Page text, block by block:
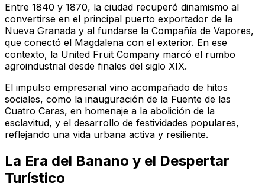
Entre 1840 y 1870, la ciudad recuperó dinamismo al
convertirse en el principal puerto exportador de la
Nueva Granada y al fundarse la Compañía de Vapores,
que conectó el Magdalena con el exterior. En ese
contexto, la United Fruit Company marcó el rumbo
agroindustrial desde finales del siglo XIX.
El impulso empresarial vino acompañado de hitos
sociales, como la inauguración de la Fuente de las
Cuatro Caras, en homenaje a la abolición de la
esclavitud, y el desarrollo de festividades populares,
reflejando una vida urbana activa y resiliente.
La Era del Banano y el Despertar
Turístico